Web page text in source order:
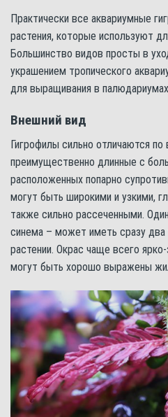
Практически все аквариумные
растения, которые используют
Большинство видов просты в
украшением тропического
для выращивания в
Внешний вид
Гигрофилы сильно отличаются
преимущественно длинные с
расположенных попарно
могут быть широкими и узкими,
также сильно рассеченными.
синема – может иметь сразу два
растении. Окрас чаще всего
могут быть хорошо выражены